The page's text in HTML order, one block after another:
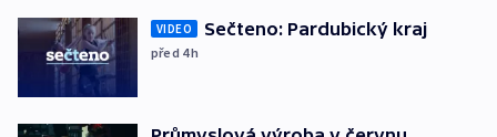
VIDEO Sečteno: Pardubický kraj
před 4h